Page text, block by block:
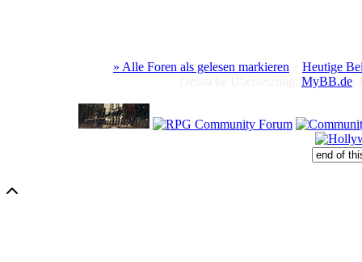
» Alle Foren als gelesen markieren
Heutige
MyBB.de